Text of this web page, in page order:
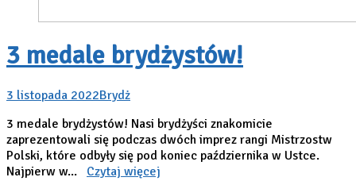
3 medale brydżystów!
3 listopada 2022Brydż
3 medale brydżystów! Nasi brydżyści znakomicie
zaprezentowali się podczas dwóch imprez rangi Mistrzostw
Polski, które odbyły się pod koniec października w Ustce.
Najpierw w... Czytaj więcej